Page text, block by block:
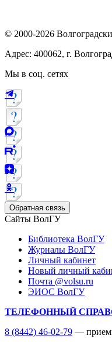
© 2000-2026
Адрес: 400062, г.
Мы в соц. сетях
Обратная связь
Сайты ВолГУ
Библиотека ВолГУ
Журналы ВолГУ
Личный кабинет
Новый личный
Почта @volsu.ru
ЭИОС ВолГУ
ТЕЛЕФОННЫЙ
8 (8442) 46-02-79 —